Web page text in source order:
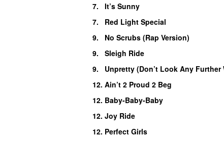
7.
It’s Sunny
7.
Red Light Special
9.
No Scrubs (Rap Version)
9.
Sleigh Ride
9.
Unpretty (Don’t Look Any Further
12. Ain’t 2 Proud 2 Beg
12. Baby-Baby-Baby
12. Joy Ride
12. Perfect Girls